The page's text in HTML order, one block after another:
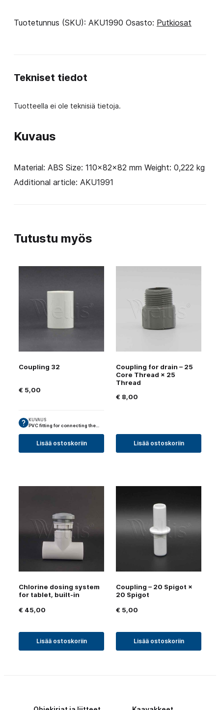
48
Tuotetunnus (SKU): AKU1990 Osasto: Putkiosat
Kuvaus
Material: ABS Size: 110x82x82 mm Weight: 0,222 kg
Additional article: AKU1991
Tekniset tiedot
Tuotteella ei ole teknisiä tietoja.
Tutustu myös
Coupling 32
€ 5,00
KUVAUS
PVC fitting for connecting the…
Lisää ostoskoriin
Coupling for drain – 25
Core Thread × 25
Thread
€ 8,00
Lisää ostoskoriin
Chlorine dosing system
for tablet, built-in
€ 45,00
Lisää ostoskoriin
Coupling – 20 Spigot ×
20 Spigot
€ 5,00
Lisää ostoskoriin